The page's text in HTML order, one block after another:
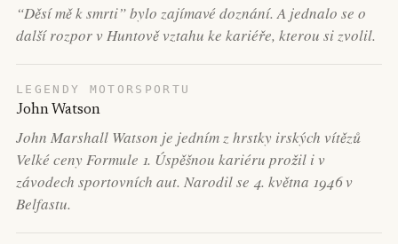
“Děsí mě k smrti” bylo zajímavé doznání. A jednalo se o
další rozpor v Huntově vztahu ke kariéře, kterou si zvolil.
LEGENDY MOTORSPORTU
John Watson
John Marshall Watson je jedním z hrstky irských vítězů
Velké ceny Formule 1. Úspěšnou kariéru prožil i v
závodech sportovních aut. Narodil se 4. května 1946 v
Belfastu.